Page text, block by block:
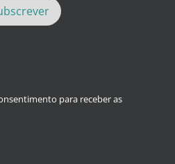
para receber as